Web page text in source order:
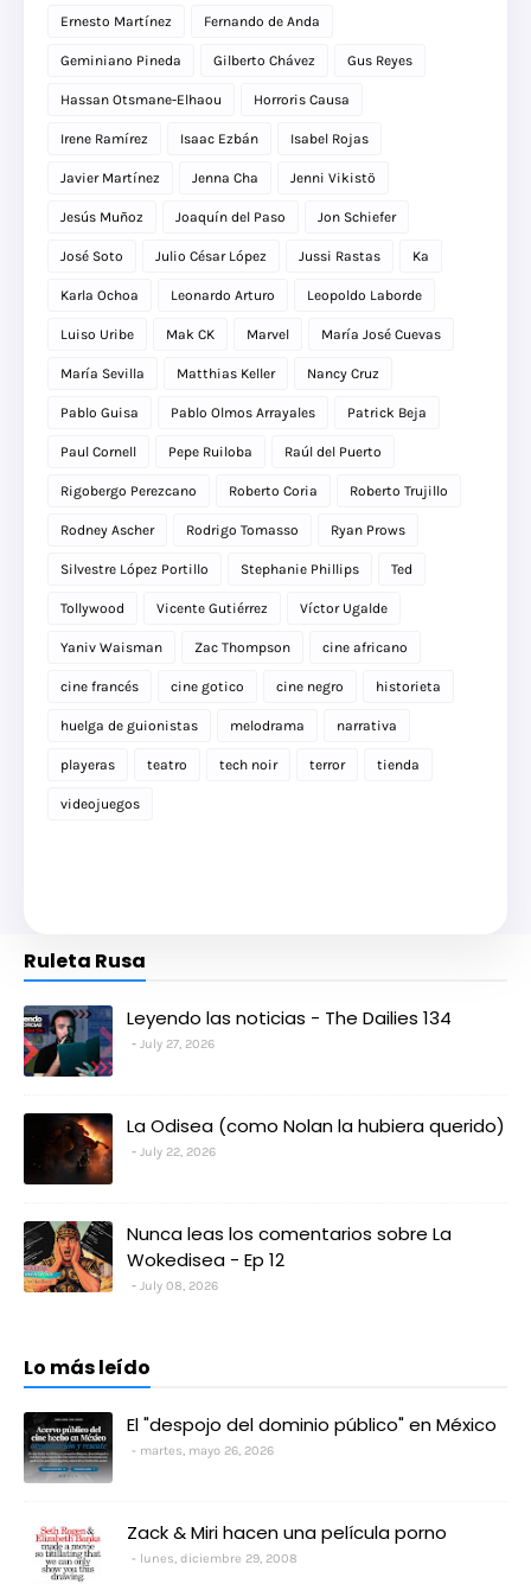
Ernesto Martínez Fernando de Anda
Geminiano Pineda Gilberto Chávez Gus Reyes
Hassan Otsmane-Elhaou Horroris Causa
Irene Ramírez Isaac Ezbán Isabel Rojas
Javier Martínez Jenna Cha Jenni Vikistö
Jesús Muñoz Joaquín del Paso Jon Schiefer
José Soto Julio César López Jussi Rastas Ka
Karla Ochoa Leonardo Arturo Leopoldo Laborde
Luiso Uribe Mak CK Marvel María José Cuevas
María Sevilla Matthias Keller Nancy Cruz
Pablo Guisa Pablo Olmos Arrayales Patrick Beja
Paul Cornell Pepe Ruiloba Raúl del Puerto
Rigobergo Perezcano Roberto Coria Roberto Trujillo
Rodney Ascher Rodrigo Tomasso Ryan Prows
Silvestre López Portillo Stephanie Phillips Ted
Tollywood Vicente Gutiérrez Víctor Ugalde
Yaniv Waisman Zac Thompson cine africano
cine francés cine gotico cine negro historieta
huelga de guionistas melodrama narrativa
playeras teatro tech noir terror tienda
videojuegos
Ruleta Rusa
Leyendo las noticias - The Dailies 134
July 27, 2026
La Odisea (como Nolan la hubiera querido)
July 22, 2026
Nunca leas los comentarios sobre La
Wokedisea - Ep 12
July 08, 2026
Lo más leído
El "despojo del dominio público" en México
martes, mayo 26, 2026
Zack & Miri hacen una película porno
lunes, diciembre 29, 2008